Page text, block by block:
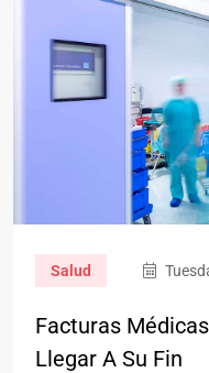
Salud
Facturas
Llegar A Su Fin